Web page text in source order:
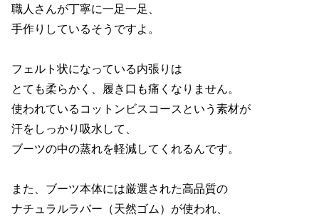
職人さんが丁寧に一足一足、
手作りしているそうですよ。
フェルト状になっている内張りは
とても柔らかく、履き口も痛くなりません。
使われているコットンビスコースという素材が
汗をしっかり吸水して、
ブーツの中の蒸れを軽減してくれるんです。
また、ブーツ本体には厳選された高品質の
ナチュラルラバー（天然ゴム）が使われ、